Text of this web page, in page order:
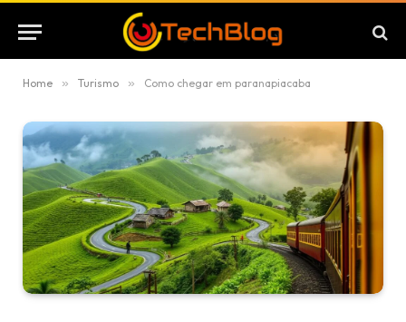
Home » Turismo » Como chegar em paranapiacaba